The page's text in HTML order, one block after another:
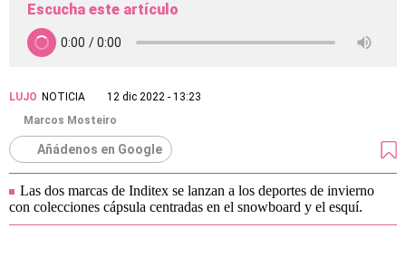
Escucha este artículo
LUJO NOTICIA
12 dic 2022 - 13:23
Marcos Mosteiro
Añádenos en Google
Las dos marcas de Inditex se lanzan a los deportes de invierno
con colecciones cápsula centradas en el snowboard y el esquí.